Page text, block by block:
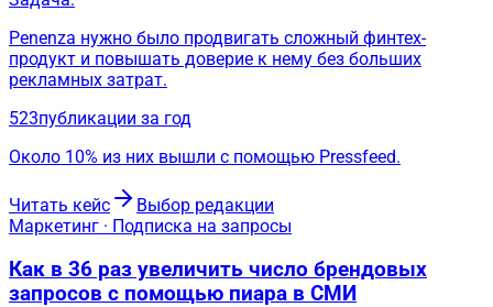
Penenza нужно было продвигать сложный финтех-
продукт и повышать доверие к нему без больших
рекламных затрат.
523публикации за год
Около 10% из них вышли с помощью Pressfeed.
Читать кейс
Выбор редакции
Маркетинг · Подписка на запросы
Как в 36 раз увеличить число брендовых
запросов с помощью пиара в СМИ